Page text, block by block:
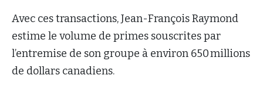
Avec ces transactions, Jean-François Raymond
estime le volume de primes souscrites par
l’entremise de son groupe à environ 650 millions
de dollars canadiens.